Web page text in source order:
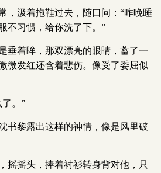
，汲着拖鞋过去，随口问：“昨晚睡
不习惯，给你洗了下。”
垂着眸，那双漂亮的眼睛，蓄了一
微发红还含着悲伤。像受了委屈似
了。”
书黎露出这样的神情，像是风里破
摇摇头，捧着衬衫转身背对他，只